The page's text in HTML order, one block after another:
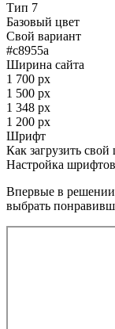
Тип 7
Базовый цвет
Свой вариант
#c8955a
Ширина сайта
1 700 px
1 500 px
1 348 px
1 200 px
Шрифт
Как загрузить
Настройка
Впервые в решении
выбрать